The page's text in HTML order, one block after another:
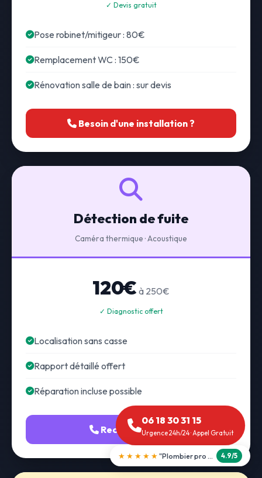
✓ Devis gratuit
Pose robinet/mitigeur : 80€
Remplacement WC : 150€
Rénovation salle de bain : sur devis
Besoin d'une installation ?
Détection de fuite
Caméra thermique · Acoustique
120€ à 250€
✓ Diagnostic offert
Localisation sans casse
Rapport détaillé offert
Réparation incluse possible
Recherche fuite
06 18 30 31 15
Urgence 24h/24 · Appel Gratuit
★★★★★ "Débouchage WC en 30 min" 5.0/5